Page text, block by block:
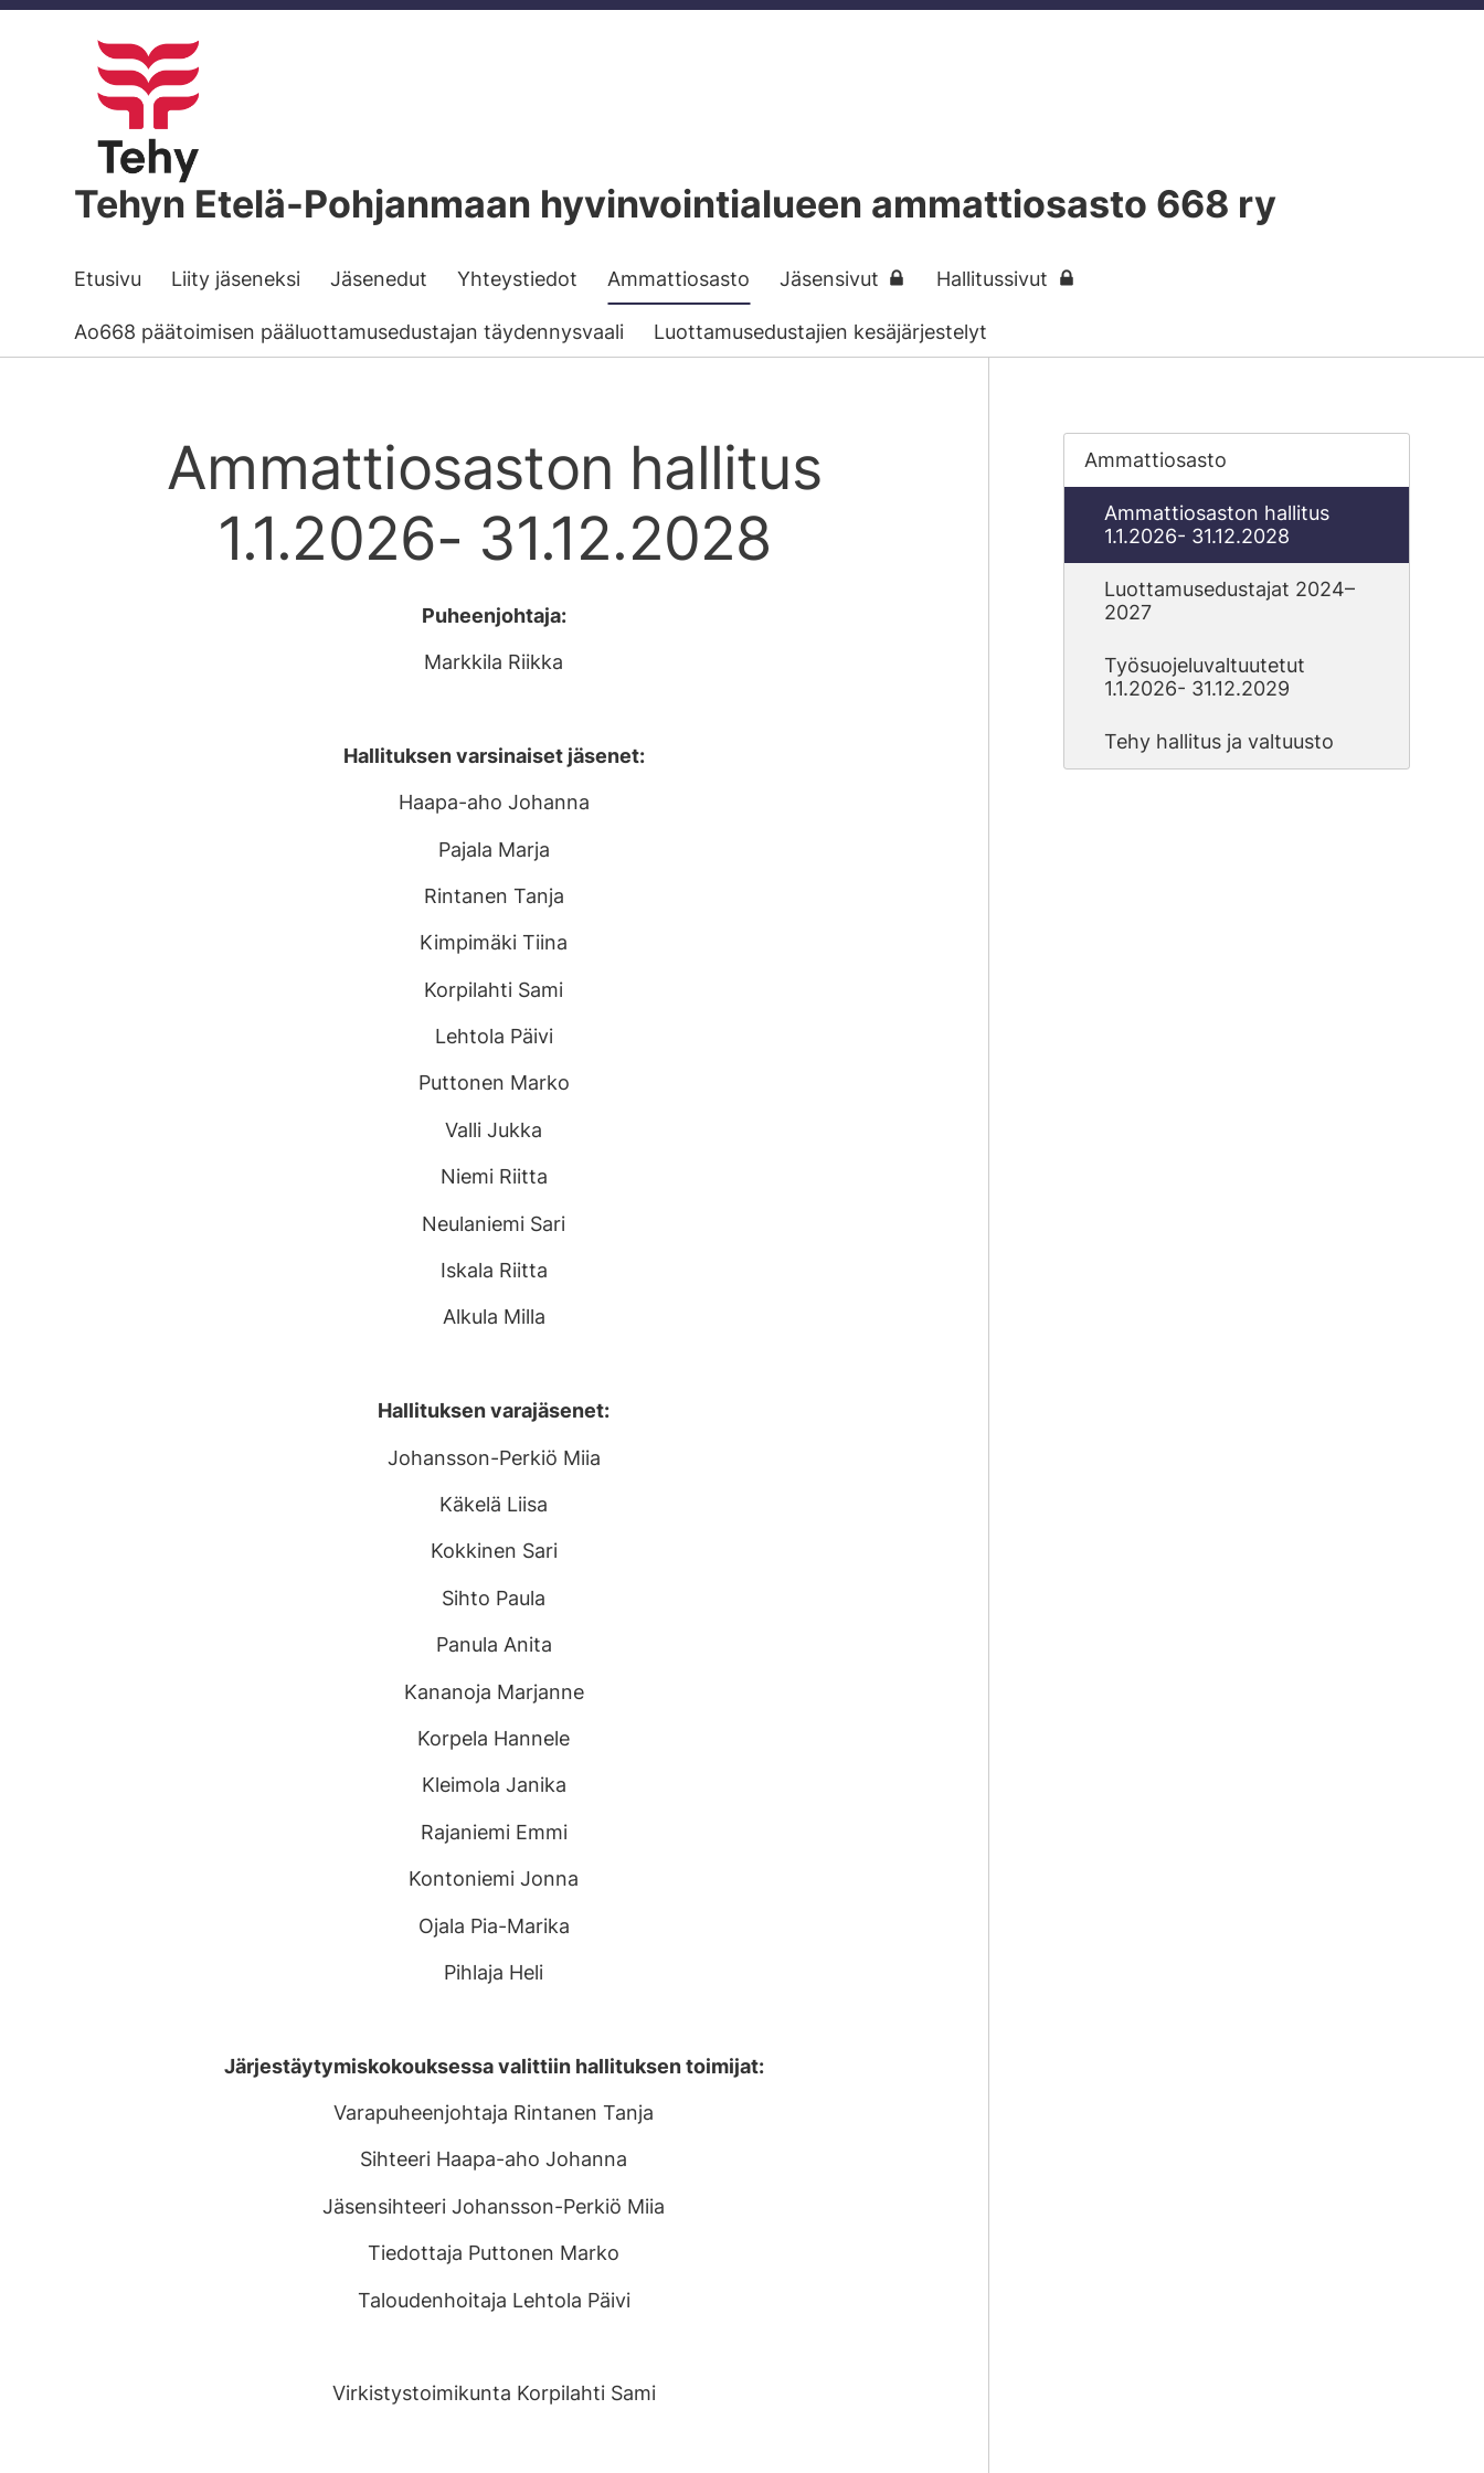
Tehyn Etelä-Pohjanmaan hyvinvointialueen ammattiosasto 668 ry
Etusivu Liity jäseneksi Jäsenedut Yhteystiedot Ammattiosasto Jäsensivut Hallitussivut
Ao668 päätoimisen pääluottamusedustajan täydennysvaali Luottamusedustajien kesäjärjestelyt
Ammattiosaston hallitus
1.1.2026- 31.12.2028
Puheenjohtaja:
Markkila Riikka
Hallituksen varsinaiset jäsenet:
Haapa-aho Johanna
Pajala Marja
Rintanen Tanja
Kimpimäki Tiina
Korpilahti Sami
Lehtola Päivi
Puttonen Marko
Valli Jukka
Niemi Riitta
Neulaniemi Sari
Iskala Riitta
Alkula Milla
Hallituksen varajäsenet:
Johansson-Perkiö Miia
Käkelä Liisa
Kokkinen Sari
Sihto Paula
Panula Anita
Kananoja Marjanne
Korpela Hannele
Kleimola Janika
Rajaniemi Emmi
Kontoniemi Jonna
Ojala Pia-Marika
Pihlaja Heli
Järjestäytymiskokouksessa valittiin hallituksen toimijat:
Varapuheenjohtaja Rintanen Tanja
Sihteeri Haapa-aho Johanna
Jäsensihteeri Johansson-Perkiö Miia
Tiedottaja Puttonen Marko
Taloudenhoitaja Lehtola Päivi
Virkistystoimikunta Korpilahti Sami
Ammattiosasto
Ammattiosaston hallitus
1.1.2026- 31.12.2028
Luottamusedustajat 2024–
2027
Työsuojeluvaltuutetut
1.1.2026- 31.12.2029
Tehy hallitus ja valtuusto